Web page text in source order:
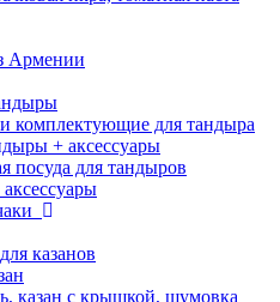
Армении
комплектующие для тандыра
+ аксессуары
посуда для тандыров
казанов
казан с крышкой, шумовка